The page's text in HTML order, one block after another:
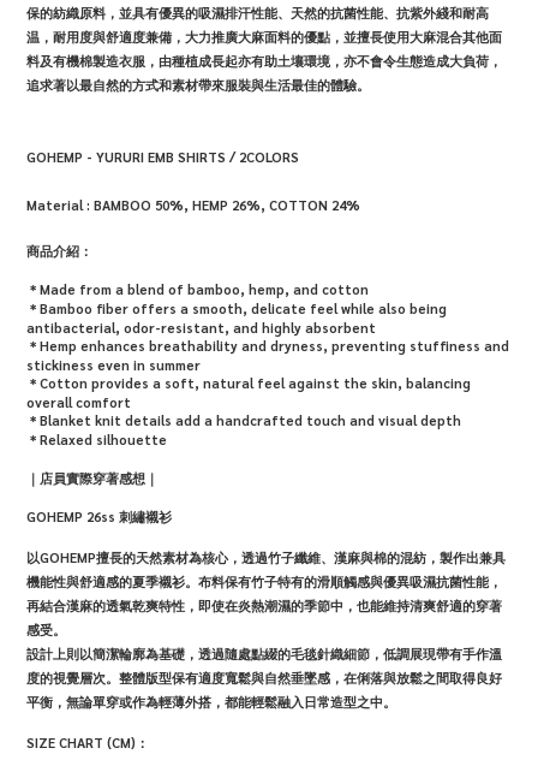
保的紡織原料，並具有優異的吸濕排汗性能、天然的抗菌性能、抗紫外綫和耐高
温，耐用度與舒適度兼備，大力推廣大麻面料的優點，並擅長使用大麻混合其他面
料及有機棉製造衣服，由種植成長起亦有助土壤環境，亦不會令生態造成大負荷，
追求著以最自然的方式和素材帶來服裝與生活最佳的體驗。
GOHEMP - YURURI EMB SHIRTS / 2COLORS
Material : BAMBOO 50%, HEMP 26%, COTTON 24%
商品介紹：
＊Made from a blend of bamboo, hemp, and cotton
＊Bamboo fiber offers a smooth, delicate feel while also being
antibacterial, odor-resistant, and highly absorbent
＊Hemp enhances breathability and dryness, preventing stuffiness and
stickiness even in summer
＊Cotton provides a soft, natural feel against the skin, balancing
overall comfort
＊Blanket knit details add a handcrafted touch and visual depth
＊ Relaxed silhouette
｜店員實際穿著感想｜
GOHEMP 26ss 刺繡襯衫
以GOHEMP擅長的天然素材為核心，透過竹子纖維、漢麻與棉的混紡，製作出兼具
機能性與舒適感的夏季襯衫。布料保有竹子特有的滑順觸感與優異吸濕抗菌性能，
再結合漢麻的透氣乾爽特性，即使在炎熱潮濕的季節中，也能維持清爽舒適的穿著
感受。
設計上則以簡潔輪廓為基礎，透過隨處點綴的毛毯針織細節，低調展現帶有手作溫
度的視覺層次。整體版型保有適度寬鬆與自然垂墜感，在俐落與放鬆之間取得良好
平衡，無論單穿或作為輕薄外搭，都能輕鬆融入日常造型之中。
SIZE CHART (CM)：